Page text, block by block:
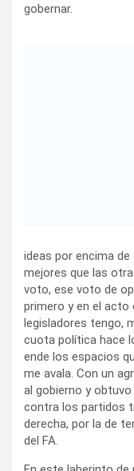
gobernar.
mayorías –
imposición de
supuesto las mías
llevando a la pelea
incide en las
después, cuanto
con ello la famosa
son tantos, por
voluntad popular
que el FA, llegó al
desplazó la lucha
quitarle votos a la
incidencia posible
En este laberinto de
programa, hablé de
incidir o de
Creo que es fácil de
mayor
Nadie en el FA,
empresas
alternativa. En todo
acordar y controlar